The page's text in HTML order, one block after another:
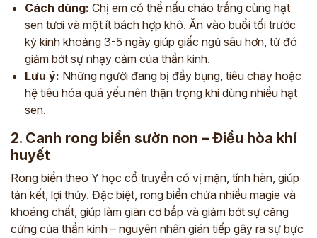
Cách dùng: Chị em có thể nấu cháo trắng cùng hạt
sen tươi và một ít bách hợp khô. Ăn vào buổi tối trước
kỳ kinh khoảng 3-5 ngày giúp giấc ngủ sâu hơn, từ đó
giảm bớt sự nhạy cảm của thần kinh.
Lưu ý: Những người đang bị đầy bụng, tiêu chảy hoặc
hệ tiêu hóa quá yếu nên thận trọng khi dùng nhiều hạt
sen.
2. Canh rong biển sườn non – Điều hòa khí
huyết
Rong biển theo Y học cổ truyền có vị mặn, tính hàn, giúp
tản kết, lợi thủy. Đặc biệt, rong biển chứa nhiều magie và
khoáng chất, giúp làm giãn cơ bắp và giảm bớt sự căng
cứng của thần kinh – nguyên nhân gián tiếp gây ra sự bực